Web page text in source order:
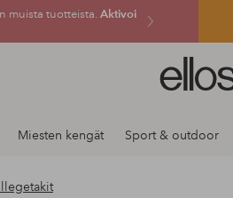
muista tuotteista. Aktivoi
Ellos-
logo
siirry
Miesten kengät Sport & outdoor